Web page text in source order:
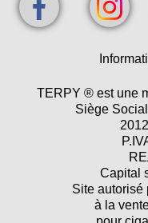
TERPY ® est une
Siège
Capital
Site autorisé
à la